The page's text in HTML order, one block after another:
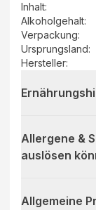
Inhalt:
Alkoholgehalt:
Verpackung:
Ursprungsland:
Hersteller:
Allergene &
auslösen
Allgemeine